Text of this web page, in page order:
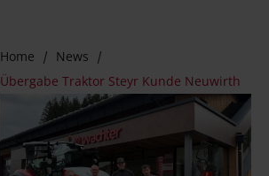
Home
News
Übergabe Traktor Steyr Kunde Neuwirth